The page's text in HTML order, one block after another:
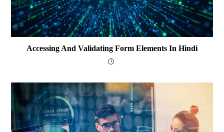
Accessing And Validating Form Elements In Hindi